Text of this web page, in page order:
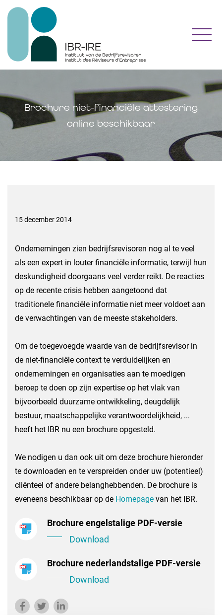
Brochure niet-financiële attestering
online beschikbaar
15 december 2014
Ondernemingen zien bedrijfsrevisoren nog al te veel
als een expert in louter financiële informatie, terwijl hun
deskundigheid doorgaans veel verder reikt. De reacties
op de recente crisis hebben aangetoond dat
traditionele financiële informatie niet meer voldoet aan
de verwachtingen van de meeste stakeholders.
Om de toegevoegde waarde van de bedrijfsrevisor in
de niet-financiële context te verduidelijken en
ondernemingen en organisaties aan te moedigen
beroep te doen op zijn expertise op het vlak van
bijvoorbeeld duurzame ontwikkeling, deugdelijk
bestuur, maatschappelijke verantwoordelijkheid, ...
heeft het IBR nu een brochure opgesteld.
We nodigen u dan ook uit om deze brochure hieronder
te downloaden en te verspreiden onder uw (potentieel)
cliënteel of andere belanghebbenden. De brochure is
eveneens beschikbaar op de Homepage van het IBR.
Brochure engelstalige PDF-versie
Download
Brochure nederlandstalige PDF-versie
Download